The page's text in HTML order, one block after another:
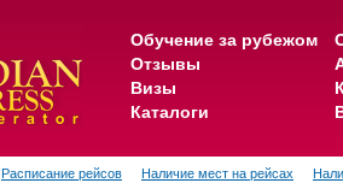
Обучение за рубежом
Отзывы
Визы
Каталоги
Расписание рейсов Наличие мест на рейсах